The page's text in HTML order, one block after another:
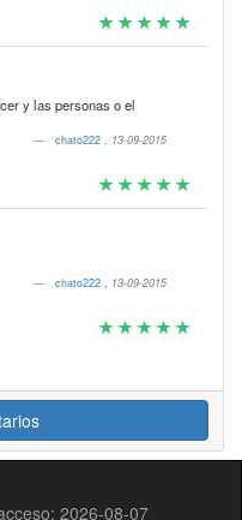
y las personas o el
chato222 , 13-09-2015
chato222 , 13-09-2015
2026-08-07